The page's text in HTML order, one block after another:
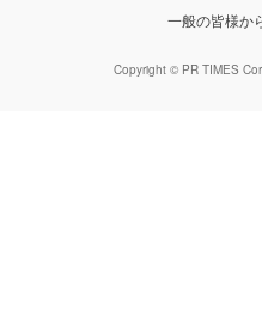
一般の皆様か
Copyright © PR TIMES